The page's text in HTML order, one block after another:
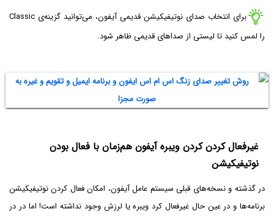
برای انتخاب صدای نوتیفیکیشن قدیمی آیفون، می‌توانید گزینه‌ی Classic
را لمس کنید تا لیستی از صداهای قدیمی ظاهر شود.
غیرفعال کردن کردن ویبره آیفون هم‌زمان با فعال بودن
نوتیفیکیشن
در گذشته و نسخه‌های قبلی سیستم عامل آیفون، امکان فعال کردن نوتیفیکیشن
برنامه‌ها و در عین حال غیرفعال کرد ویبره یا لرزش وجود نداشته است! اما در در